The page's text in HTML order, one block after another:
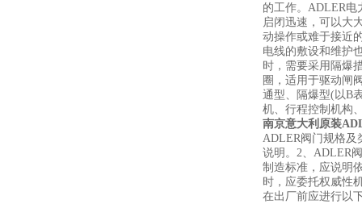
的工作。ADLER电
启闭迅速，可以大
动操作或难于接近
电线的敷设和维护
时，需要采用隔爆
圈，适用于驱动闸
通型、隔爆型(以B
机、行程控制机构
南京意大利原装
ADLER阀门规格及
说明。2、ADLER
制造标准，应说明
时，应委托权威性
在出厂前应进行以